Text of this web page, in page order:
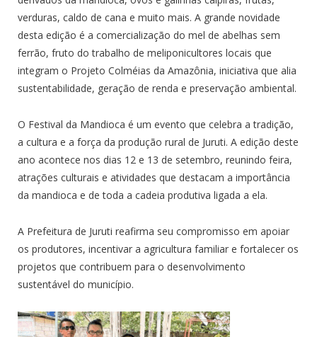
verduras, caldo de cana e muito mais. A grande novidade
desta edição é a comercialização do mel de abelhas sem
ferrão, fruto do trabalho de meliponicultores locais que
integram o Projeto Colméias da Amazônia, iniciativa que alia
sustentabilidade, geração de renda e preservação ambiental.
O Festival da Mandioca é um evento que celebra a tradição,
a cultura e a força da produção rural de Juruti. A edição deste
ano acontece nos dias 12 e 13 de setembro, reunindo feira,
atrações culturais e atividades que destacam a importância
da mandioca e de toda a cadeia produtiva ligada a ela.
A Prefeitura de Juruti reafirma seu compromisso em apoiar
os produtores, incentivar a agricultura familiar e fortalecer os
projetos que contribuem para o desenvolvimento
sustentável do município.